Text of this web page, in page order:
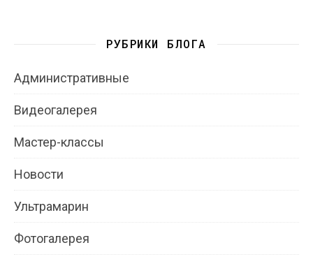
РУБРИКИ БЛОГА
Административные
Видеогалерея
Мастер-классы
Новости
Ультрамарин
Фотогалерея